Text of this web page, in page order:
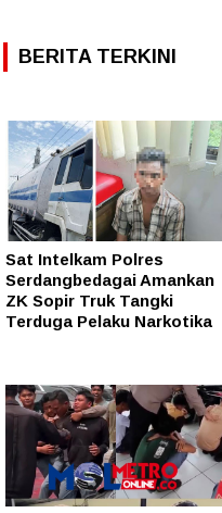
BERITA TERKINI
Sat Intelkam Polres
Serdangbedagai Amankan
ZK Sopir Truk Tangki
Terduga Pelaku Narkotika